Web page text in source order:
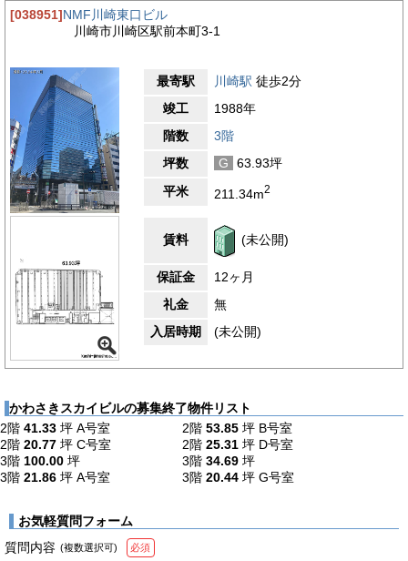
[038951]NMF川崎東口ビル
川崎市川崎区駅前本町3-1
最寄駅 川崎駅 徒歩2分
竣工
1988年
階数
3階
坪数
G
63.93坪
平米
211.34m2
賃料 (未公開)
保証金
12ヶ月
礼金
無
入居時期
(未公開)
かわさきスカイビルの募集終了物件リスト
2階 41.33 坪 A号室 2階 53.85 坪 B号室
2階 20.77 坪 C号室 2階 25.31 坪 D号室
3階 100.00 坪 3階 34.69 坪
3階 21.86 坪 A号室 3階 20.44 坪 G号室
お気軽質問フォーム
質問内容 (複数選択可) 必須